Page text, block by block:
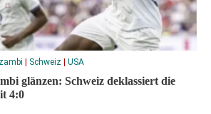
Schweiz USA
glänzen: Schweiz deklassiert die
4:0